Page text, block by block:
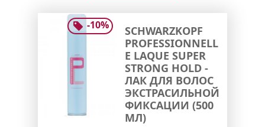
-10%
SCHWARZKOPF
PROFESSIONNELL
E LAQUE SUPER
STRONG HOLD -
ЛАК ДЛЯ ВОЛОС
ЭКСТРАСИЛЬНОЙ
ФИКСАЦИИ (500
МЛ)